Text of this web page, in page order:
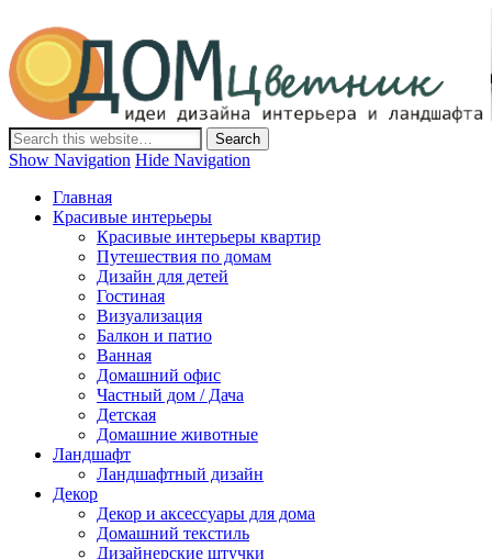
Дом-Цветник
Дизайн интерьера и ландшафта, декор и обустройство дома.
Идеи со всего мира.
Show Navigation Hide Navigation
Главная
Красивые интерьеры
Красивые интерьеры квартир
Путешествия по домам
Дизайн для детей
Гостиная
Визуализация
Балкон и патио
Ванная
Домашний офис
Частный дом / Дача
Детская
Домашние животные
Ландшафт
Ландшафтный дизайн
Декор
Декор и аксессуары для дома
Домашний текстиль
Дизайнерские штучки